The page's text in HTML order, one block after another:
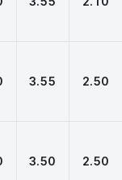
3.55 2.50
3.50 2.50